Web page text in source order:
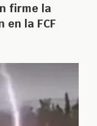
firme la
en la FCF